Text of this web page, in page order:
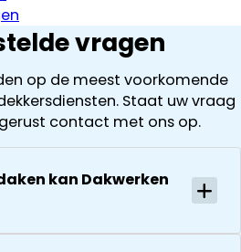
vragen
op de meest voorkomende
Staat uw vraag
contact met ons op.
kan Dakwerken